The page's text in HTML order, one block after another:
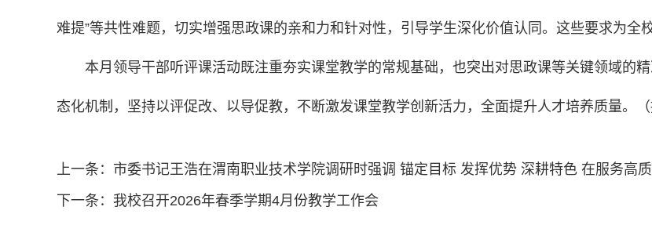
难提”等共性难题，切实增强思政课的亲和力和针对性，引导学生深化价值认同。这些要求为全
本月领导干部听评课活动既注重夯实课堂教学的常规基础，也突出对思政课等关键领域的
态化机制，坚持以评促改、以导促教，不断激发课堂教学创新活力，全面提升人才培养质量。
上一条： 市委书记王浩在渭南职业技术学院调研时强调 锚定目标 发挥优势 深耕特色 在服务高
下一条： 我校召开2026年春季学期4月份教学工作会